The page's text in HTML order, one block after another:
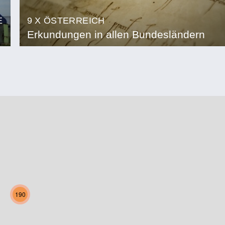
9 X ÖSTERREICH
Erkundungen in allen Bundesländern
190